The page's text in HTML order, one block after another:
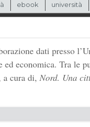
ebook università
dati presso
economica. Tra le
cura di, Nord. Una